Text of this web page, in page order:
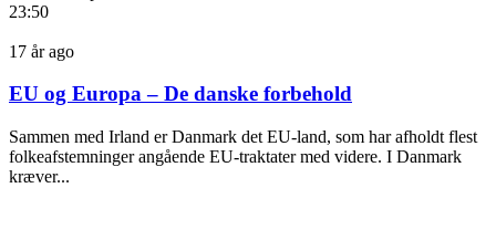
23:50
17 år ago
EU og Europa – De danske forbehold
Sammen med Irland er Danmark det EU-land, som har afholdt flest
folkeafstemninger angående EU-traktater med videre. I Danmark
kræver...